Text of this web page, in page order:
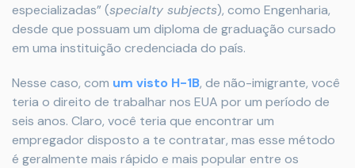
especializadas” (specialty subjects), como Engenharia,
desde que possuam um diploma de graduação cursado
em uma instituição credenciada do país.
Nesse caso, com um visto H-1B, de não-imigrante, você
teria o direito de trabalhar nos EUA por um período de
seis anos. Claro, você teria que encontrar um
empregador disposto a te contratar, mas esse método
é geralmente mais rápido e mais popular entre os